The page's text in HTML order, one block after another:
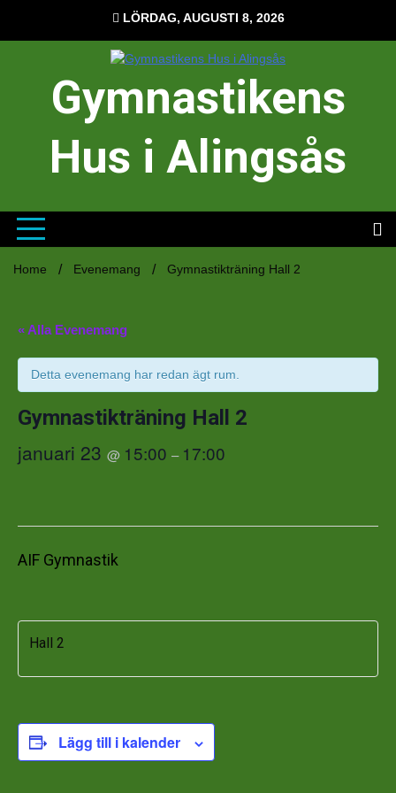
innehåll
LÖRDAG, AUGUSTI 8, 2026
Gymnastikens
Hus i Alingsås
Home Evenemang Gymnastikträning Hall 2
« Alla Evenemang
Detta evenemang har redan ägt rum.
Gymnastikträning Hall 2
januari 23 @ 15:00 – 17:00
AIF Gymnastik
Hall 2
Lägg till i kalender